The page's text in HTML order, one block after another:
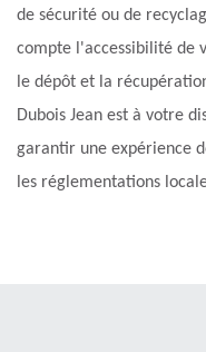
de sécurité ou de
compte l'accessibilité de
le dépôt et la
Dubois Jean est à votre
garantir une expérience
les réglementations